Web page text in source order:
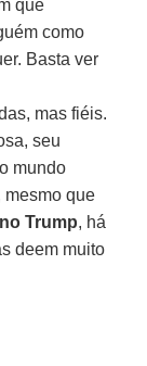
que
como
Basta ver
mas fiéis.
seu
mundo
mesmo que
Trump, há
deem muito